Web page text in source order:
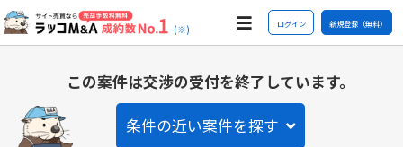
(※) ログイン 新規登録（無料）
この案件は交渉の受付を終了しています。
条件の近い案件を探す